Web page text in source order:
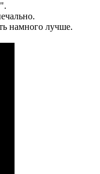
намного лучше.